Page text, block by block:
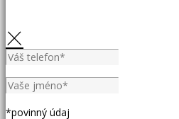
×
*povinný údaj